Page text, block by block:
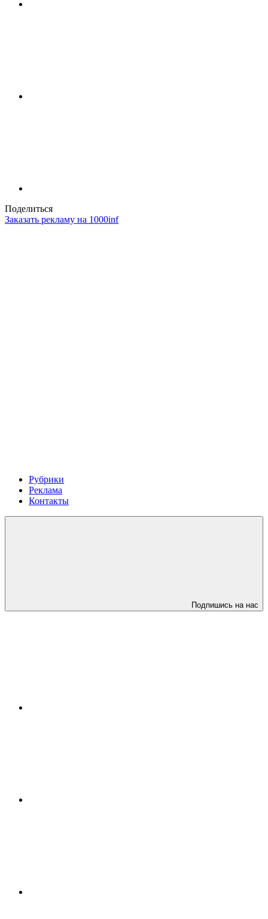
Поделиться
Заказать рекламу на 1000inf
Рубрики
Реклама
Контакты
Подпишись на нас